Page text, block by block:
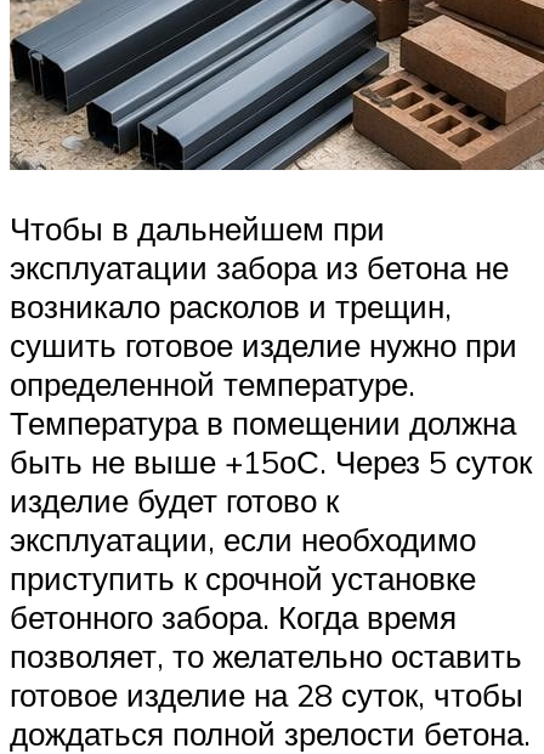
Чтобы в дальнейшем при
эксплуатации забора из бетона не
возникало расколов и трещин,
сушить готовое изделие нужно при
определенной температуре.
Температура в помещении должна
быть не выше +15оС. Через 5 суток
изделие будет готово к
эксплуатации, если необходимо
приступить к срочной установке
бетонного забора. Когда время
позволяет, то желательно оставить
готовое изделие на 28 суток, чтобы
дождаться полной зрелости бетона.